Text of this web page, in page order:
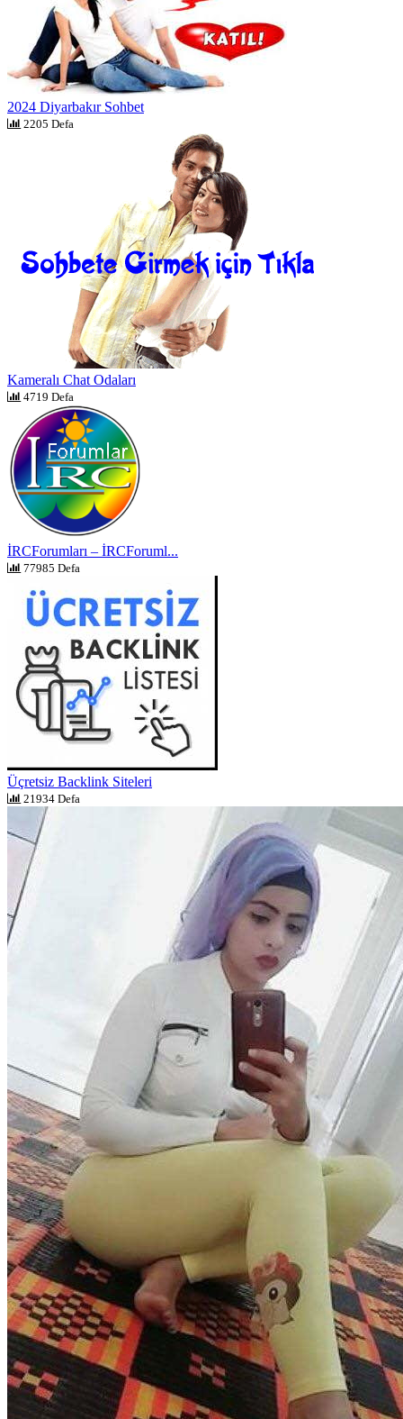
2024 Diyarbakır Sohbet
2205 Defa
Kameralı Chat Odaları
4719 Defa
İRCForumları – İRCForuml...
77985 Defa
Üçretsiz Backlink Siteleri
21934 Defa